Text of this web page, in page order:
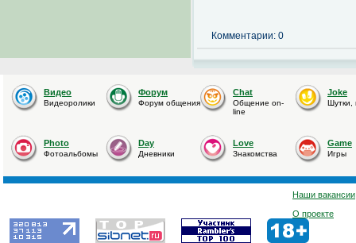
Комментарии: 0
Видео
Видеоролики
Форум
Форум общения
Chat
Общение on-
line
Joke
Шутки,
Photo
Фотоальбомы
Day
Дневники
Love
Знакомства
Game
Игры
Наши вакансии
О проекте